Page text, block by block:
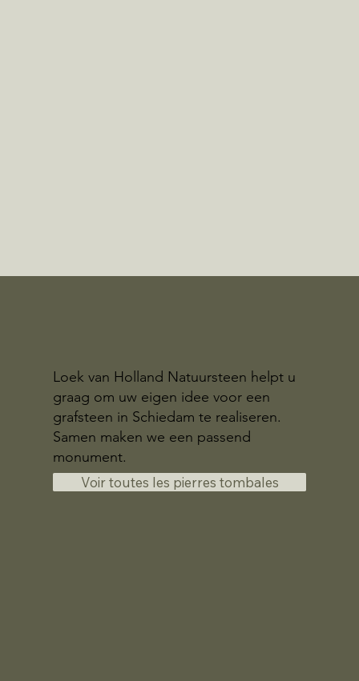
Loek van Holland Natuursteen helpt u
graag om uw eigen idee voor een
grafsteen in Schiedam te realiseren.
Samen maken we een passend
monument.
Voir toutes les pierres tombales